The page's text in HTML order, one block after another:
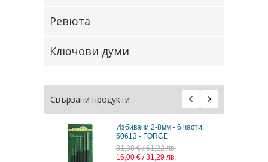
Ревюта
Ключови думи
Свързани продукти
Избивачи 2-8мм - 6 части.
50613 - FORCE
31,30 € / 61,22 лв.
16,00 € / 31,29 лв.